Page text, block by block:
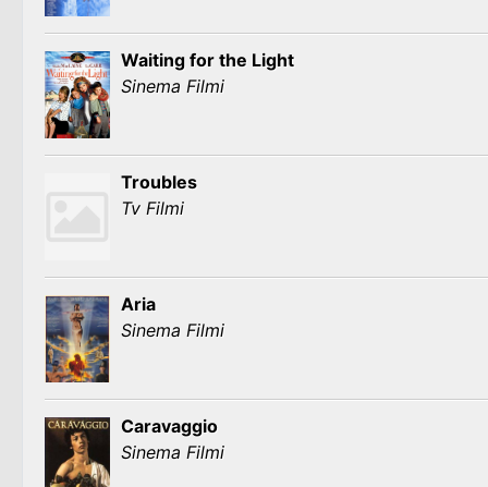
Waiting for the Light
Sinema Filmi
Troubles
Tv Filmi
Aria
Sinema Filmi
Caravaggio
Sinema Filmi